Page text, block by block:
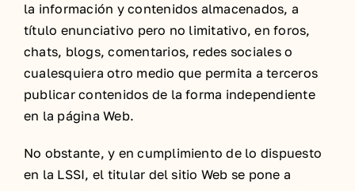
la información y contenidos almacenados, a
título enunciativo pero no limitativo, en foros,
chats, blogs, comentarios, redes sociales o
cualesquiera otro medio que permita a terceros
publicar contenidos de la forma independiente
en la página Web.
No obstante, y en cumplimiento de lo dispuesto
en la LSSI, el titular del sitio Web se pone a